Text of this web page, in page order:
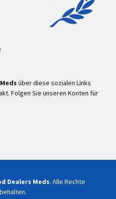
über diese sozialen Links
Folgen Sie unseren Konten für
Dealers Meds. Alle Rechte